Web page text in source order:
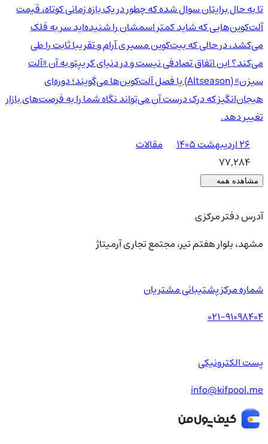
تا به حال برایتان سوال شده که چطور در یک بازه زمانی کوتاه، قیمت
آلت‌کوین‌هایی که شاید کمتر اسمشان را شنیده‌اید سر به فلک
می‌کشد، در حالی که بیت‌کوین مسیری آرام و تقریبا ثابت را طی
می‌کند؟ این اتفاق تصادفی نیست و در دنیای کریپتو به آن «آلت
سیزن» (Altseason) یا فصل آلت‌کوین‌ها می‌گویند؛ دوره‌ای
هیجان‌انگیز که درک درست آن می‌تواند نگاه شما را به فرصت‌های بازار
تغییر دهد.
۲۶ اردیبهشت ۱۴۰۵
مقالات
77,284
مشاهده همه
آدرس دفتر مرکزی
مشهد، بلوار هفتم تیر، مجتمع تجاری آرمیتاژ
شماره مرکز پشتیبانی مشتریان
021-91098404
پست الکترونیکی
info@kifpool.me